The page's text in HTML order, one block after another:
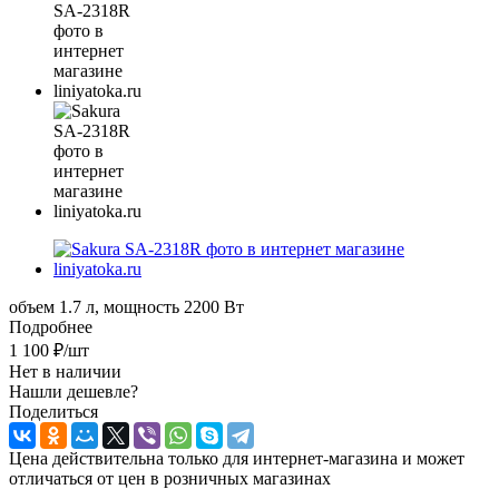
объем 1.7 л, мощность 2200 Вт
Подробнее
1 100 ₽/шт
Нет в наличии
Нашли дешевле?
Поделиться
Цена действительна только для интернет-магазина и может
отличаться от цен в розничных магазинах